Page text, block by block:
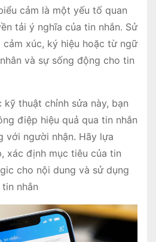
cảm là một yếu tố quan
tải ý nghĩa của tin nhắn. Sử
xúc, ký hiệu hoặc từ ngữ
và sự sống động cho tin
thuật chỉnh sửa này, bạn
điệp hiệu quả qua tin nhắn
với người nhận. Hãy lựa
xác định mục tiêu của tin
cho nội dung và sử dụng
nhắn